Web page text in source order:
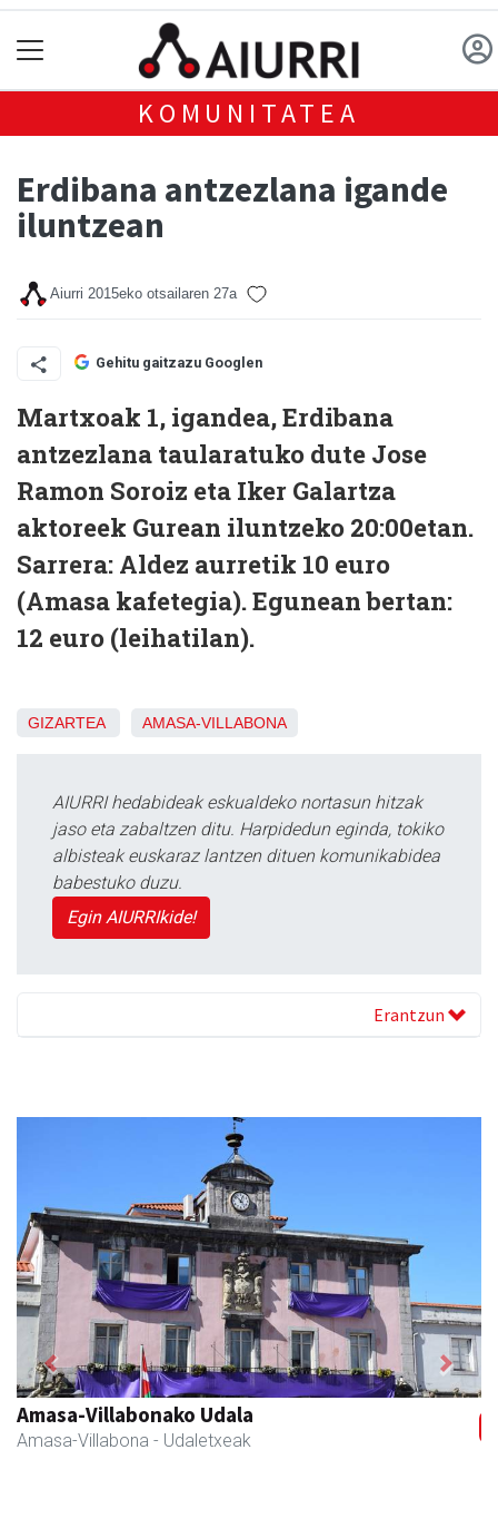
KOMUNITATEA
Erdibana antzezlana igande
iluntzean
Aiurri 2015eko otsailaren 27a
Gehitu gaitzazu Googlen
Martxoak 1, igandea, Erdibana
antzezlana taularatuko dute Jose
Ramon Soroiz eta Iker Galartza
aktoreek Gurean iluntzeko 20:00etan.
Sarrera: Aldez aurretik 10 euro
(Amasa kafetegia). Egunean bertan:
12 euro (leihatilan).
GIZARTEA AMASA-VILLABONA
AIURRI hedabideak eskualdeko nortasun hitzak
jaso eta zabaltzen ditu. Harpidedun eginda, tokiko
albisteak euskaraz lantzen dituen komunikabidea
babestuko duzu.
Egin AIURRIkide!
Erantzun
Amasa-Villabonako Udala
Amasa-Villabona - Udaletxeak
Previous Next